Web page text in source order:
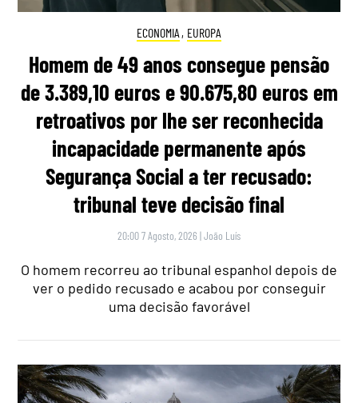
ECONOMIA , EUROPA
Homem de 49 anos consegue pensão
de 3.389,10 euros e 90.675,80 euros em
retroativos por lhe ser reconhecida
incapacidade permanente após
Segurança Social a ter recusado:
tribunal teve decisão final
20:00 7 Agosto, 2026 |João Luís
O homem recorreu ao tribunal espanhol depois de
ver o pedido recusado e acabou por conseguir
uma decisão favorável